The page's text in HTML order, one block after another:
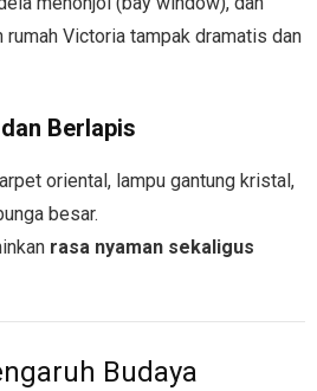
Victoria tampak dramatis dan
Berlapis
oriental, lampu gantung kristal,
besar.
rasa nyaman sekaligus
Budaya